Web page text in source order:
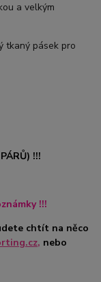
a velkým
tkaný pásek pro
!!!
!!!
chtít na něco
, nebo